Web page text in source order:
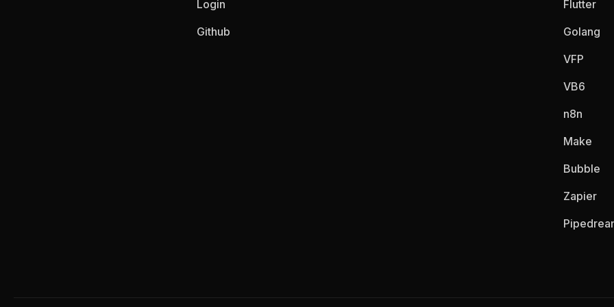
Login
Github
Flutter
Golang
VFP
VB6
n8n
Make
Bubble
Zapier